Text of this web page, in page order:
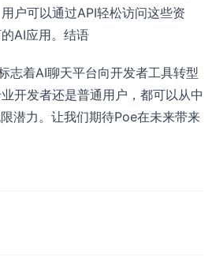
户可以通过API轻松访问这些资
AI应用。结语
志着AI聊天平台向开发者工具转型
开发者还是普通用户，都可以从中
潜力。让我们期待Poe在未来带来